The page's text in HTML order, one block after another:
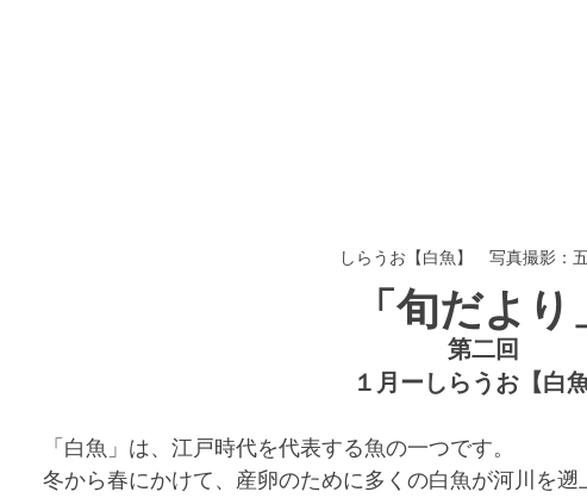
しらうお【白魚】　写真撮影：
「旬だより
第二回
１月ーしらうお【白魚
「白魚」は、江戸時代を代表する魚の一つです。
冬から春にかけて、産卵のために多くの白魚が河川を